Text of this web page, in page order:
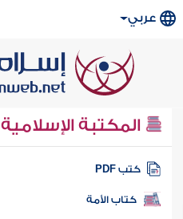
عربي
المكتبة الإسلامية
كتب PDF